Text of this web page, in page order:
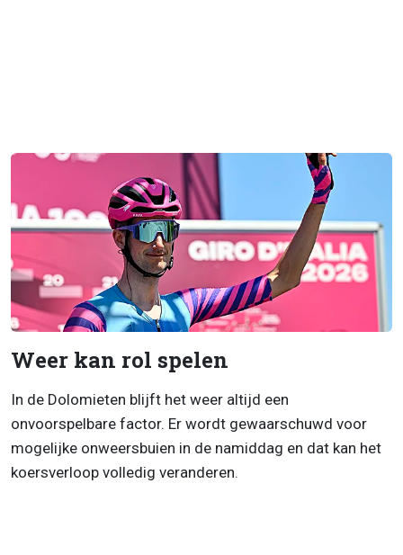
Weer kan rol spelen
In de Dolomieten blijft het weer altijd een
onvoorspelbare factor. Er wordt gewaarschuwd voor
mogelijke onweersbuien in de namiddag en dat kan het
koersverloop volledig veranderen.